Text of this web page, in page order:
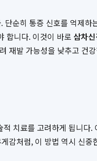
순히 통증 신호를 억제
합니다. 이것이 바로 삼차
재발 가능성을 낮추고 건
치료를 고려하게 됩니
감처럼, 이 방법 역시 신중